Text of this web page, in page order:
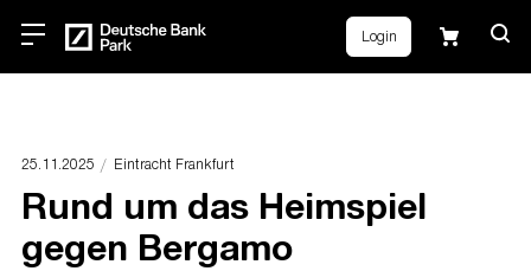
Login
25.11.2025 Eintracht Frankfurt
Rund um das Heimspiel
gegen Bergamo